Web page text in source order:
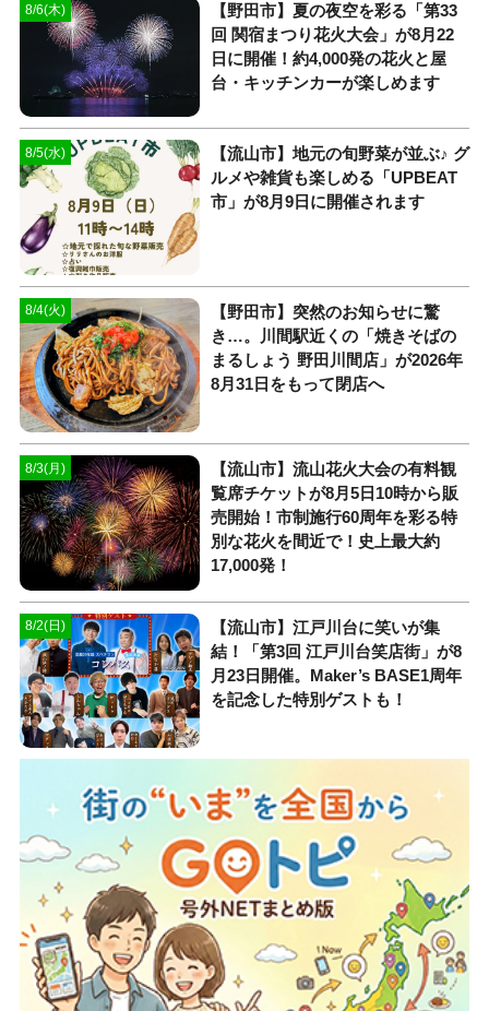
8/6(木)
【野田市】夏の夜空を彩る「第33
回 関宿まつり花火大会」が8月22
日に開催！約4,000発の花火と屋
台・キッチンカーが楽しめます
8/5(水)
【流山市】地元の旬野菜が並ぶ♪ グ
ルメや雑貨も楽しめる「UPBEAT
市」が8月9日に開催されます
8/4(火)
【野田市】突然のお知らせに驚
き…。川間駅近くの「焼きそばの
まるしょう 野田川間店」が2026年
8月31日をもって閉店へ
8/3(月)
【流山市】流山花火大会の有料観
覧席チケットが8月5日10時から販
売開始！市制施行60周年を彩る特
別な花火を間近で！史上最大約
17,000発！
8/2(日)
【流山市】江戸川台に笑いが集
結！「第3回 江戸川台笑店街」が8
月23日開催。Maker’s BASE1周年
を記念した特別ゲストも！